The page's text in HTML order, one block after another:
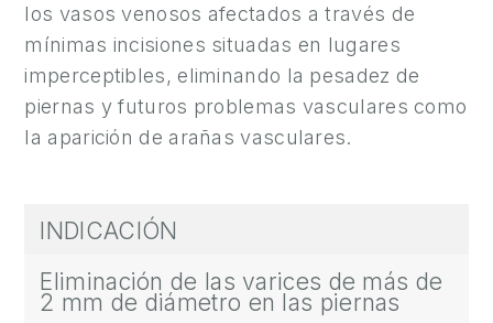
los vasos venosos afectados a través de
mínimas incisiones situadas en lugares
imperceptibles, eliminando la pesadez de
piernas y futuros problemas vasculares como
la aparición de arañas vasculares.
INDICACIÓN
Eliminación de las varices de más de
2 mm de diámetro en las piernas